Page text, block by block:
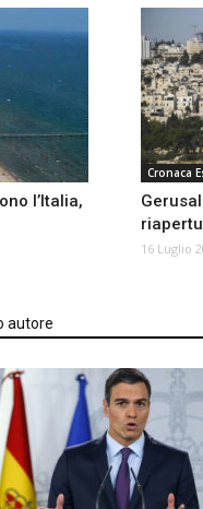
l’Italia,
Cronaca
16 Luglio
autore